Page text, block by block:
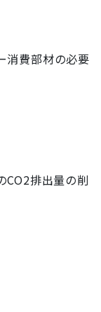
消費部材の必要
CO2排出量の削